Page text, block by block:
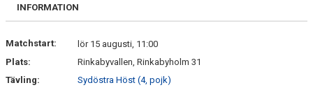
KONTAKT
INFORMATION
Matchstart:
lör 15 augusti, 11:00
Plats:
Rinkabyvallen, Rinkabyholm 31
Tävling:
Sydöstra Höst (4, pojk)